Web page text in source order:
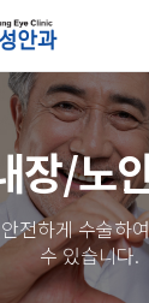
장/노
전하게 수술하
수 있습니다.